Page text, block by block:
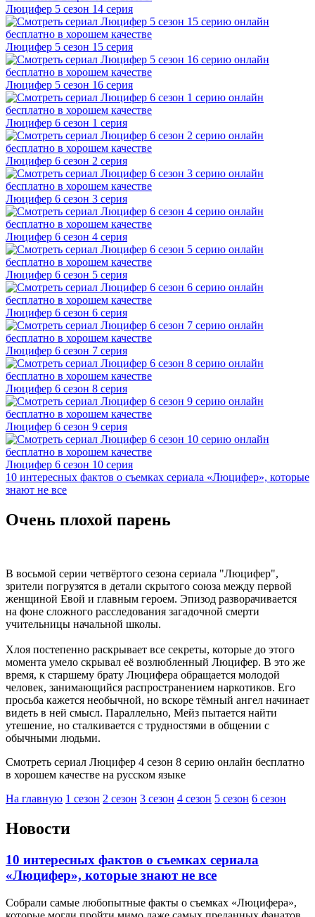
Люцифер 5 cезон 14 cерия
Люцифер 5 cезон 15 cерия
Люцифер 5 cезон 16 cерия
Люцифер 6 cезон 1 cерия
Люцифер 6 cезон 2 cерия
Люцифер 6 cезон 3 cерия
Люцифер 6 cезон 4 cерия
Люцифер 6 cезон 5 cерия
Люцифер 6 cезон 6 cерия
Люцифер 6 cезон 7 cерия
Люцифер 6 cезон 8 cерия
Люцифер 6 cезон 9 cерия
Люцифер 6 cезон 10 cерия
10 интересных фактов о съемках сериала «Люцифер», которые
знают не все
Очень плохой парень
В восьмой серии четвёртого сезона сериала "Люцифер",
зрители погрузятся в детали скрытого союза между первой
женщиной Евой и главным героем. Эпизод разворачивается
на фоне сложного расследования загадочной смерти
учительницы начальной школы.
Хлоя постепенно раскрывает все секреты, которые до этого
момента умело скрывал её возлюбленный Люцифер. В это же
время, к старшему брату Люцифера обращается молодой
человек, занимающийся распространением наркотиков. Его
просьба кажется необычной, но вскоре тёмный ангел начинает
видеть в ней смысл. Параллельно, Мейз пытается найти
утешение, но сталкивается с трудностями в общении с
обычными людьми.
Смотреть сериал Люцифер 4 сезон 8 серию онлайн бесплатно
в хорошем качестве на русском языке
На главную 1 сезон 2 сезон 3 сезон 4 сезон 5 сезон 6 сезон
Новости
10 интересных фактов о съемках сериала
«Люцифер», которые знают не все
Собрали самые любопытные факты о съемках «Люцифера»,